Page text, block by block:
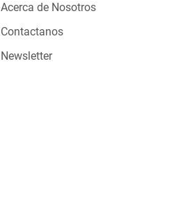
Acerca de Nosotros
Contactanos
Newsletter